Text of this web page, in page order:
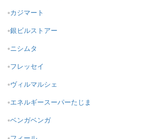
カジマート
銀ビルストアー
ニシムタ
フレッセイ
ヴィルマルシェ
エネルギースーパーたじま
ベンガベンガ